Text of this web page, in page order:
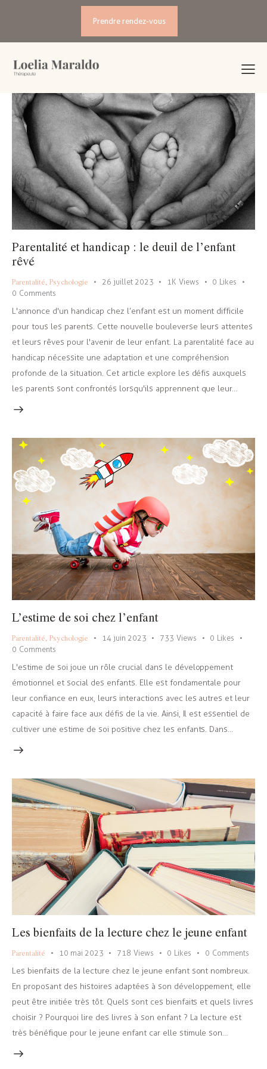
Prendre rendez-vous
Parentalité et handicap : le deuil de l’enfant
rêvé
Parentalité, Psychologie 26 juillet 2023 1K Views 0 Likes
0 Comments
L'annonce d'un handicap chez l’enfant est un moment difficile
pour tous les parents. Cette nouvelle bouleverse leurs attentes
et leurs rêves pour l'avenir de leur enfant. La parentalité face au
handicap nécessite une adaptation et une compréhension
profonde de la situation. Cet article explore les défis auxquels
les parents sont confrontés lorsqu'ils apprennent que leur…
L’estime de soi chez l’enfant
Parentalité, Psychologie 14 juin 2023 733 Views 0 Likes
0 Comments
L'estime de soi joue un rôle crucial dans le développement
émotionnel et social des enfants. Elle est fondamentale pour
leur confiance en eux, leurs interactions avec les autres et leur
capacité à faire face aux défis de la vie. Ainsi, Il est essentiel de
cultiver une estime de soi positive chez les enfants. Dans…
Les bienfaits de la lecture chez le jeune enfant
Parentalité 10 mai 2023 718 Views 0 Likes 0 Comments
Les bienfaits de la lecture chez le jeune enfant sont nombreux.
En proposant des histoires adaptées à son développement, elle
peut être initiée très tôt. Quels sont ces bienfaits et quels livres
choisir ? Pourquoi lire des livres à son enfant ? La lecture est
très bénéfique pour le jeune enfant car elle stimule son…